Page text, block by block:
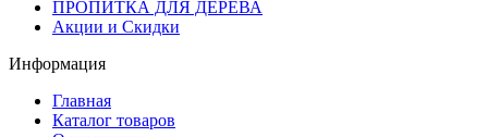
ПРОПИТКА ДЛЯ ДЕРЕВА
Акции и Скидки
Информация
Главная
Каталог товаров